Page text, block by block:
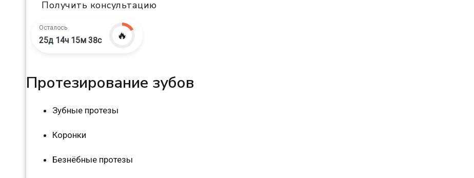
Получить консультацию
Осталось
25д 14ч 15м 37с 🔥
Протезирование зубов
Зубные протезы
Коронки
Безнёбные протезы